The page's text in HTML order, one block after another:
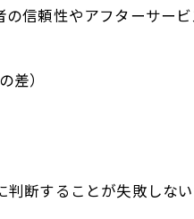
信頼性やアフターサー
差）
断することが失敗しない